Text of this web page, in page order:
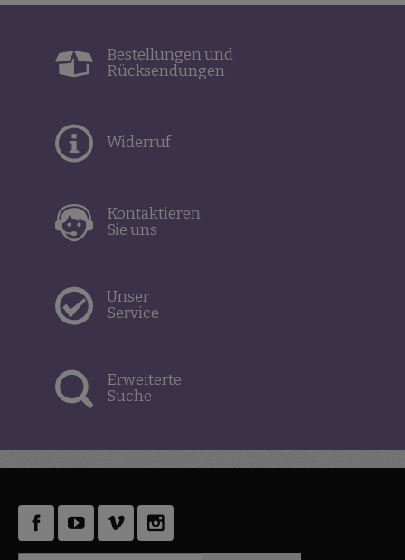
Bestellungen und
Rücksendungen
Widerruf
Kontaktieren
Sie uns
Unser
Service
Erweiterte
Suche